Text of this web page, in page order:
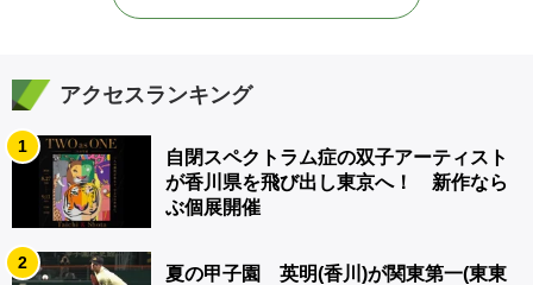
アクセスランキング
1
自閉スペクトラム症の双子アーティスト
が香川県を飛び出し東京へ！ 新作なら
ぶ個展開催
2
夏の甲子園 英明(香川)が関東第一(東東